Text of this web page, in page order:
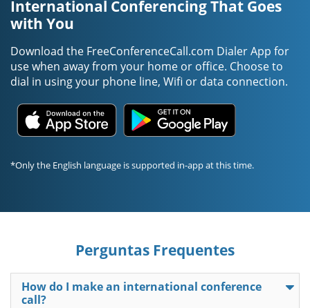
International Conferencing That Goes
with You
Download the FreeConferenceCall.com Dialer App for
use when away from your home or office. Choose to
dial in using your phone line, Wifi or data connection.
*Only the English language is supported in-app at this time.
Perguntas Frequentes
How do I make an international conference
call?